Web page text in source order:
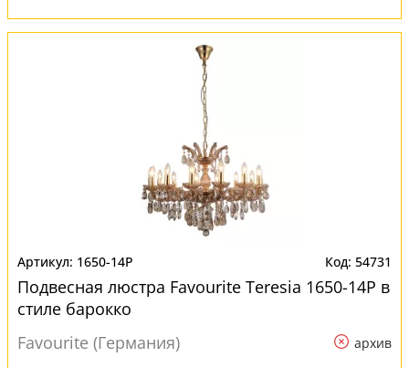
1650-14P 54731
Подвесная люстра Favourite Teresia 1650-14P в
стиле барокко
Favourite (Германия)
архив